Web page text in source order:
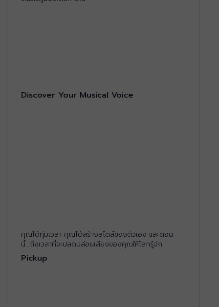
Discover Your Musical Voice
คุณได้ทุ่มเวลา คุณได้สร้างสไตล์ของตัวเอง และตอน
นี้...ถึงเวลาที่จะปลดปล่อยเสียงของคุณให้โลกรู้จัก
Pickup